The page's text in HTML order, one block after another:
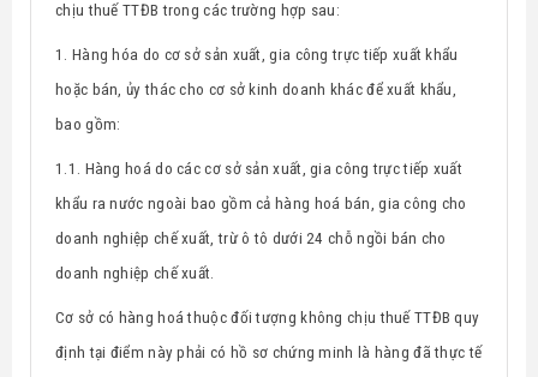
chịu thuế TTĐB trong các trường hợp sau:
1. Hàng hóa do cơ sở sản xuất, gia công trực tiếp xuất khẩu
hoặc bán, ủy thác cho cơ sở kinh doanh khác để xuất khẩu,
bao gồm:
1.1. Hàng hoá do các cơ sở sản xuất, gia công trực tiếp xuất
khẩu ra nước ngoài bao gồm cả hàng hoá bán, gia công cho
doanh nghiệp chế xuất, trừ ô tô dưới 24 chỗ ngồi bán cho
doanh nghiệp chế xuất.
Cơ sở có hàng hoá thuộc đối tượng không chịu thuế TTĐB quy
định tại điểm này phải có hồ sơ chứng minh là hàng đã thực tế